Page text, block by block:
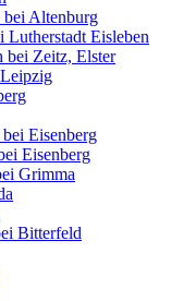
Altenburg
Eisleben
bei Zeitz, Elster
Eisenberg
Eisenberg
Grimma
Bitterfeld